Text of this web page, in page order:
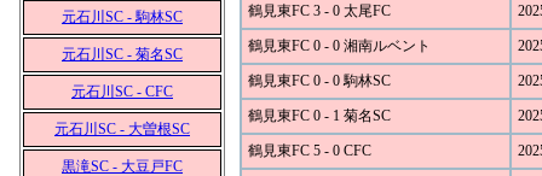
元石川SC - 駒林SC
元石川SC - 菊名SC
元石川SC - CFC
元石川SC - 大曽根SC
黒滝SC - 大豆戸FC
鶴見東FC 3 - 0 太尾FC
鶴見東FC 0 - 0 湘南ルベント
鶴見東FC 0 - 0 駒林SC
鶴見東FC 0 - 1 菊名SC
鶴見東FC 5 - 0 CFC